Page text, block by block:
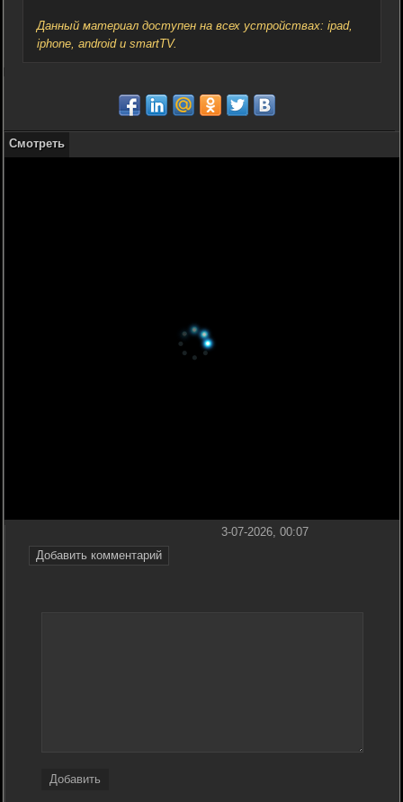
Данный материал доступен на всех устройствах: ipad,
iphone, android и smartTV.
Смотреть
Добавить комментарий
3-07-2026, 00:07
Добавить